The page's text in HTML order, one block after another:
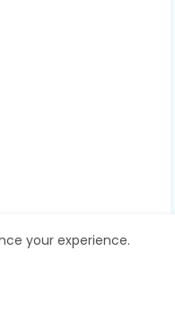
your experience.